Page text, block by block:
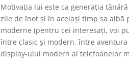
Motivaţia lui este ca generaţia
zile de înot şi în acelaşi timp sa
moderne (pentru cei interesaţi, voi
între clasic şi modern, între
display-ului modern al telefoanelor